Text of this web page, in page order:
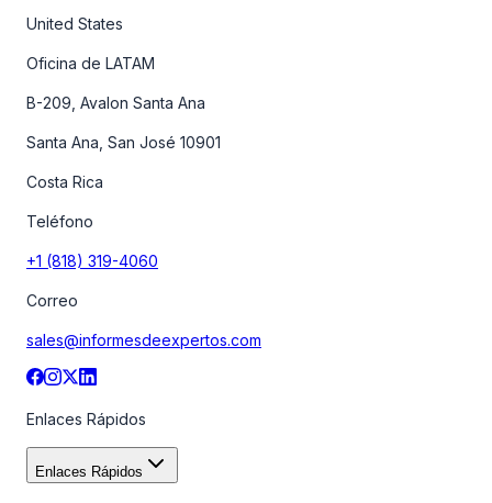
United States
Oficina de LATAM
B-209, Avalon Santa Ana
Santa Ana, San José 10901
Costa Rica
Teléfono
+1 (818) 319-4060
Correo
sales@informesdeexpertos.com
Enlaces Rápidos
Enlaces Rápidos